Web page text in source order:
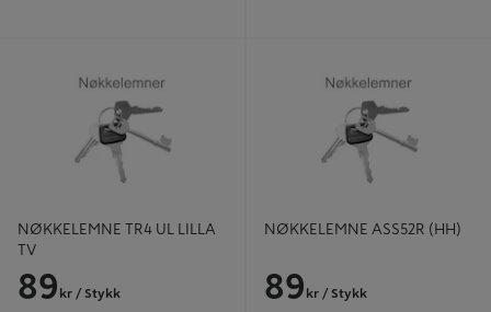
NØKKELEMNE TR4 UL LILLA
TV
89 kr / Stykk
NØKKELEMNE ASS52R (HH)
89 kr / Stykk